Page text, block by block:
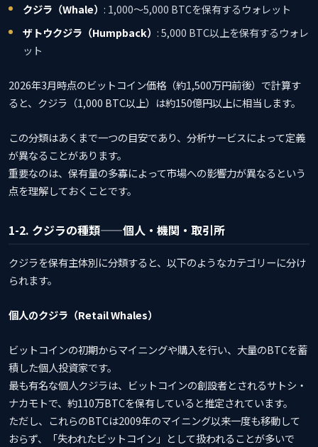
クジラ（Whale） : 1,000〜5,000 BTCを保有するウォレット
ザトウクジラ（Humpback） : 5,000 BTC以上を保有するウォレ
ット
2026年3月時点のビットコイン価格（約1,500万円前後）で計算す
ると、クジラ（1,000 BTC以上）は約150億円以上に相当します。
この分類はあくまで一つの目安であり、分析サービスによって定義
が異なることがあります。
重要なのは、保有量の多寡によって市場への影響力が異なるという
点を理解しておくことです。
1-2. クジラの種類——個人・機関・取引所
クジラを保有主体別に分類すると、以下のようなカテゴリーに分け
られます。
個人のクジラ（Retail Whales）
ビットコインの初期からマイニングや購入を行い、大量のBTCを蓄
積した個人投資家です。
最も有名な個人クジラは、ビットコインの創設者とされるサトシ・
ナカモトで、約110万BTCを保有していると推定されています。
ただし、これらのBTCは2009年のマイニング以来一度も移動して
おらず、「失われたビットコイン」として扱われることが多いで